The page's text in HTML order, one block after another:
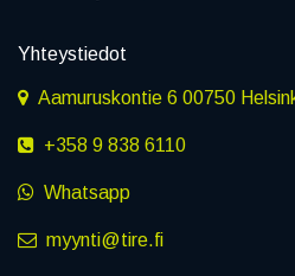
Yhteystiedot
Aamuruskontie 6 00750
+358 9 838 6110
Whatsapp
myynti@tire.fi